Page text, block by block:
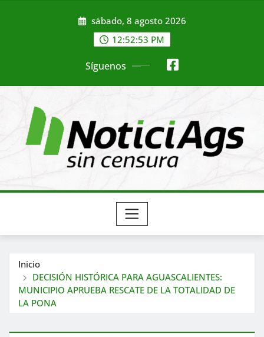
sábado, 8 agosto 2026
12:52:55 PM
Síguenos
Inicio
DECISIÓN HISTÓRICA PARA AGUASCALIENTES:
MUNICIPIO APRUEBA RESCATE DE LA TOTALIDAD DE
LA PONA